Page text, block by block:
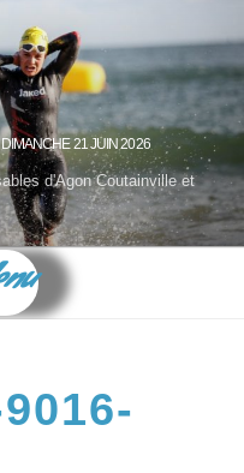
21 JUIN 2026
d'Agon Coutainville et